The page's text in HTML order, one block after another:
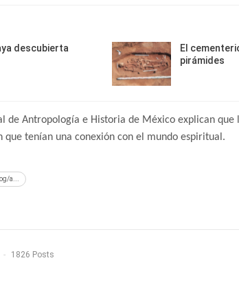
descubierta
El
pirámides
de Antropología e Historia de México explican que
que tenían una conexión con el mundo espiritual.
a...
1826 Posts